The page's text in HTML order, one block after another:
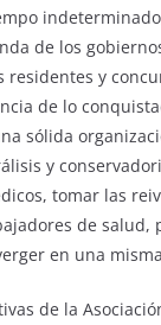
de los
residentes y
de lo
sólida
y
tomar las
de salud,
en una
de la